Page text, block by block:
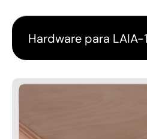
Hardware para LAIA-